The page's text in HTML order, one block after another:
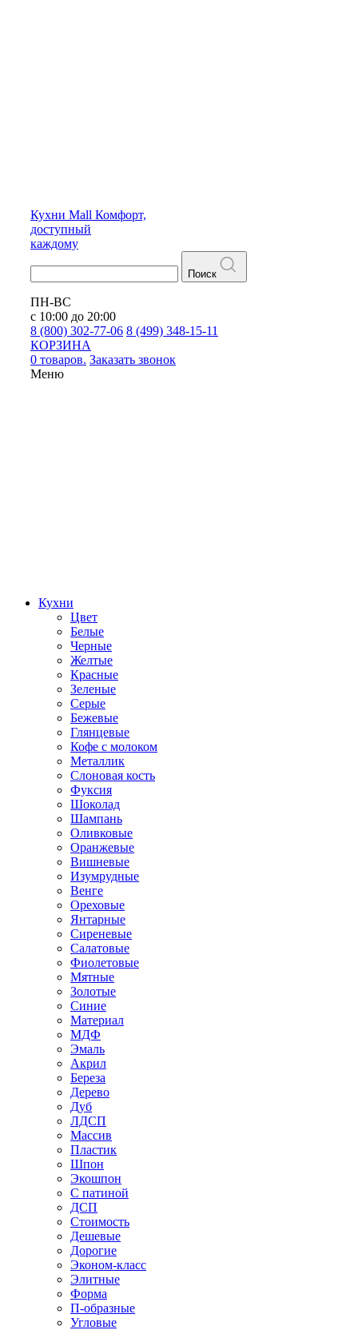
Кухни Mall Комфорт,
доступный
каждому
Поиск
ПН-ВС
с 10:00 до 20:00
8 (800) 302-77-06 8 (499) 348-15-11
КОРЗИНА
0 товаров. Заказать звонок
Меню
Кухни
Цвет
Белые
Черные
Желтые
Красные
Зеленые
Серые
Бежевые
Глянцевые
Кофе с молоком
Металлик
Слоновая кость
Фуксия
Шоколад
Шампань
Оливковые
Оранжевые
Вишневые
Изумрудные
Венге
Ореховые
Янтарные
Сиреневые
Салатовые
Фиолетовые
Мятные
Золотые
Синие
Материал
МДФ
Эмаль
Акрил
Береза
Дерево
Дуб
ЛДСП
Массив
Пластик
Шпон
Экошпон
С патиной
ДСП
Стоимость
Дешевые
Дорогие
Эконом-класс
Элитные
Форма
П-образные
Угловые